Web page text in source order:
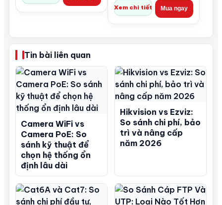
Xem chi tiết Mua ngay
Tin bài liên quan
Camera WiFi vs
Camera PoE: So
sánh kỹ thuật để
chọn hệ thống ổn
định lâu dài
Hikvision vs Ezviz:
So sánh chi phí, bảo
trì và nâng cấp
năm 2026